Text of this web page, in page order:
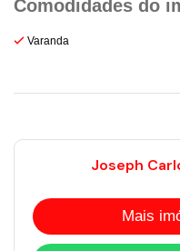
Varanda
Joseph
Mais